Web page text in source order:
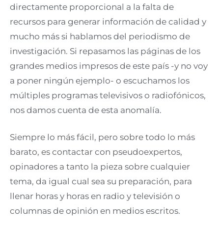
directamente proporcional a la falta de
recursos para generar información de calidad y
mucho más si hablamos del periodismo de
investigación. Si repasamos las páginas de los
grandes medios impresos de este país -y no voy
a poner ningún ejemplo- o escuchamos los
múltiples programas televisivos o radiofónicos,
nos damos cuenta de esta anomalía.
Siempre lo más fácil, pero sobre todo lo más
barato, es contactar con pseudoexpertos,
opinadores a tanto la pieza sobre cualquier
tema, da igual cual sea su preparación, para
llenar horas y horas en radio y televisión o
columnas de opinión en medios escritos.